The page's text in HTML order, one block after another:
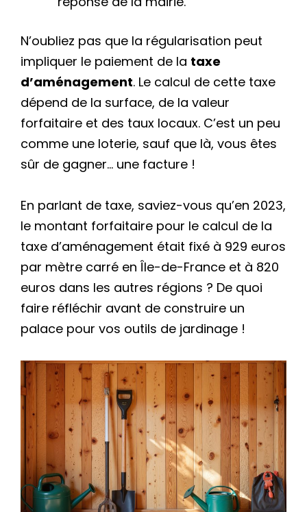
N’oubliez pas que la régularisation peut
impliquer le paiement de la taxe
d’aménagement. Le calcul de cette taxe
dépend de la surface, de la valeur
forfaitaire et des taux locaux. C’est un peu
comme une loterie, sauf que là, vous êtes
sûr de gagner… une facture !
En parlant de taxe, saviez-vous qu’en 2023,
le montant forfaitaire pour le calcul de la
taxe d’aménagement était fixé à 929 euros
par mètre carré en Île-de-France et à 820
euros dans les autres régions ? De quoi
faire réfléchir avant de construire un
palace pour vos outils de jardinage !